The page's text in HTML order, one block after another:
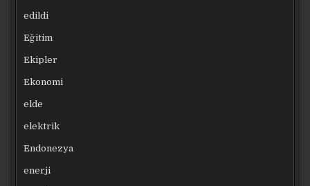
edildi
Eğitim
Ekipler
Ekonomi
elde
elektrik
Endonezya
enerji